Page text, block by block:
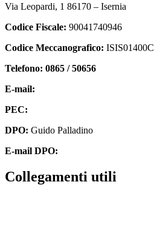
Via Leopardi, 1 86170 – Isernia
Codice Fiscale: 90041740946
Codice Meccanografico: ISIS01400C
Telefono: 0865 / 50656
E-mail:
PEC:
DPO: Guido Palladino
E-mail DPO:
collegamenti utili